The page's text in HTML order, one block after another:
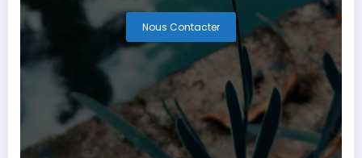
Nous Contacter